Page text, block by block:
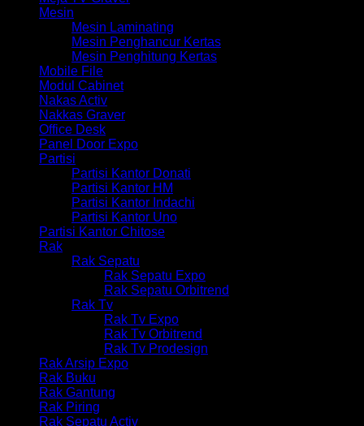
Mesin
Mesin Laminating
Mesin Penghancur Kertas
Mesin Penghitung Kertas
Mobile File
Modul Cabinet
Nakas Activ
Nakkas Graver
Office Desk
Panel Door Expo
Partisi
Partisi Kantor Donati
Partisi Kantor HM
Partisi Kantor Indachi
Partisi Kantor Uno
Partisi Kantor Chitose
Rak
Rak Sepatu
Rak Sepatu Expo
Rak Sepatu Orbitrend
Rak Tv
Rak Tv Expo
Rak Tv Orbitrend
Rak Tv Prodesign
Rak Arsip Expo
Rak Buku
Rak Gantung
Rak Piring
Rak Sepatu Activ